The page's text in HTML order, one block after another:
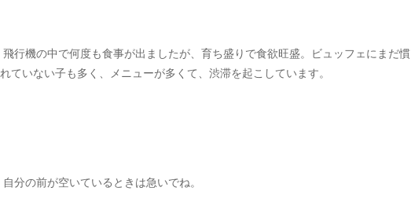
飛行機の中で何度も食事が出ましたが、育ち盛りで食欲旺盛。ビュッフェにまだ慣
れていない子も多く、メニューが多くて、渋滞を起こしています。
自分の前が空いているときは急いでね。